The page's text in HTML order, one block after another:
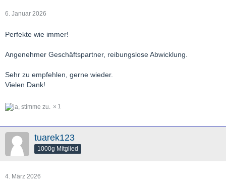
6. Januar 2026
Perfekte wie immer!
Angenehmer Geschäftspartner, reibungslose Abwicklung.
Sehr zu empfehlen, gerne wieder.
Vielen Dank!
1
tuarek123
1000g Mitglied
4. März 2026